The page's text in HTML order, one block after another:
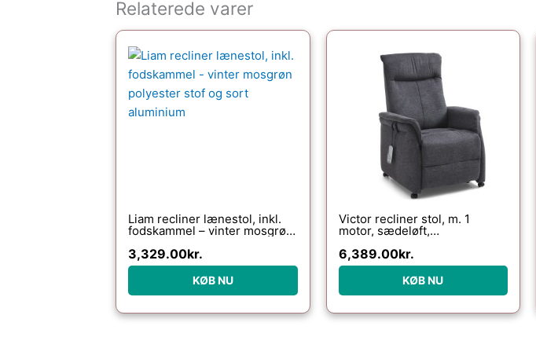
Relaterede varer
Liam recliner lænestol, inkl.
fodskammel – vinter mosgrøn
aluminium
3,329.00kr.
KØB NU
Victor recliner stol, m. 1
motor, sædeløft,
armlæn, hjul – antracitgrå stof
6,389.00kr.
KØB NU